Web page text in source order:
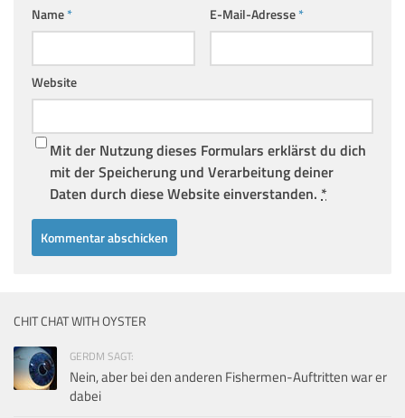
Name* E-Mail-Adresse*
Website
Mit der Nutzung dieses Formulars erklärst du dich
mit der Speicherung und Verarbeitung deiner
Daten durch diese Website einverstanden. *
CHIT CHAT WITH OYSTER
GERDM SAGT:
Nein, aber bei den anderen Fishermen-Auftritten war er
dabei